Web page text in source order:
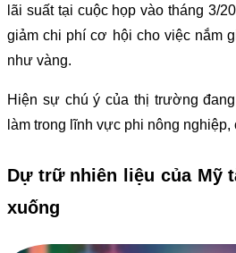
lãi suất tại cuộc họp vào tháng 3/
giảm chi phí cơ hội cho việc nắm
như vàng.
Hiện sự chú ý của thị trường
làm trong lĩnh vực phi nông nghiệp,
Dự trữ nhiên liệu của Mỹ
xuống